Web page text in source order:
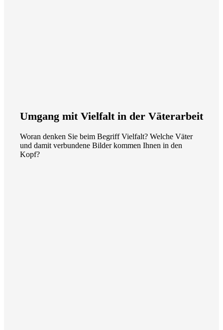
Umgang mit Vielfalt in der Väterarbeit
Woran denken Sie beim Begriff Vielfalt? Welche Väter
und damit verbundene Bilder kommen Ihnen in den
Kopf?